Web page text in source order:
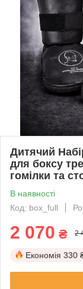
Дитячий
для боксу
гомілки та
В наявності
Код: box_full
2 070 ₴ 2
Економія 330